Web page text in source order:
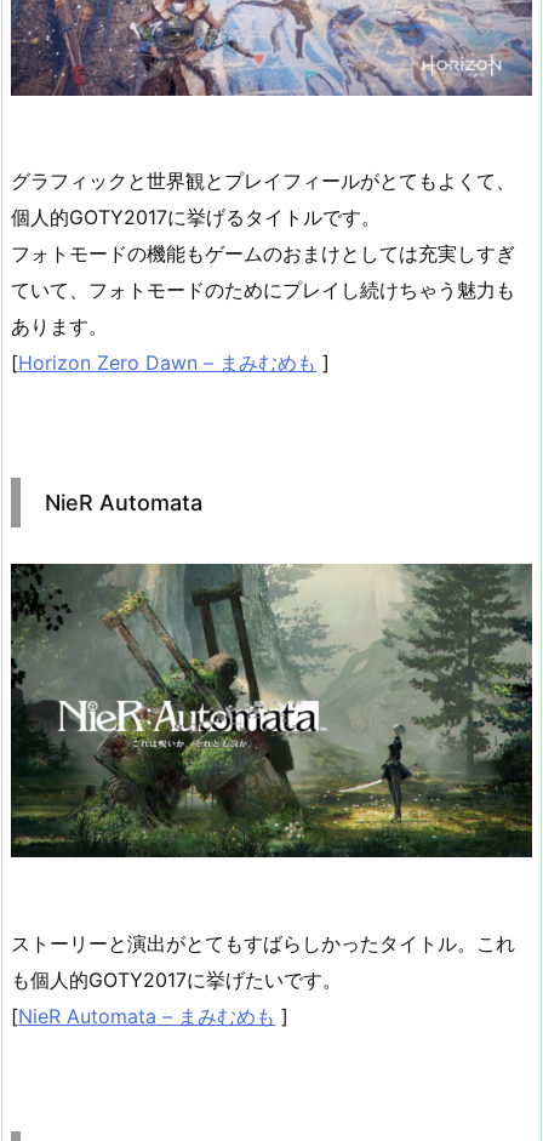
グラフィックと世界観とプレイフィールがとてもよくて、
個人的GOTY2017に挙げるタイトルです。
フォトモードの機能もゲームのおまけとしては充実しすぎ
ていて、フォトモードのためにプレイし続けちゃう魅力も
あります。
[Horizon Zero Dawn – まみむめも ]
NieR Automata
ストーリーと演出がとてもすばらしかったタイトル。これ
も個人的GOTY2017に挙げたいです。
[NieR Automata – まみむめも ]